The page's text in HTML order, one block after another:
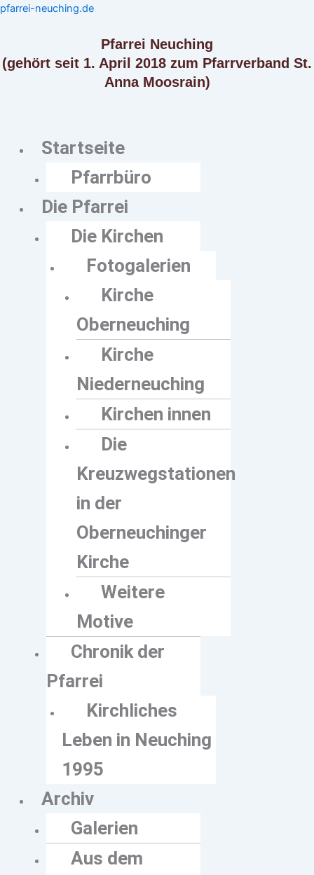
Zum
pfarrei-neuching.de
Pfarrei Neuching
(gehört seit 1. April 2018 zum Pfarrverband St.
Anna Moosrain)
Menü
Startseite
Pfarrbüro
Die Pfarrei
Die Kirchen
Fotogalerien
Kirche
Oberneuching
Kirche
Niederneuching
Kirchen innen
Die
Kreuzwegstationen
in der
Oberneuchinger
Kirche
Weitere
Motive
Chronik der
Pfarrei
Kirchliches
Leben in Neuching
1995
Archiv
Galerien
Aus dem
Menü